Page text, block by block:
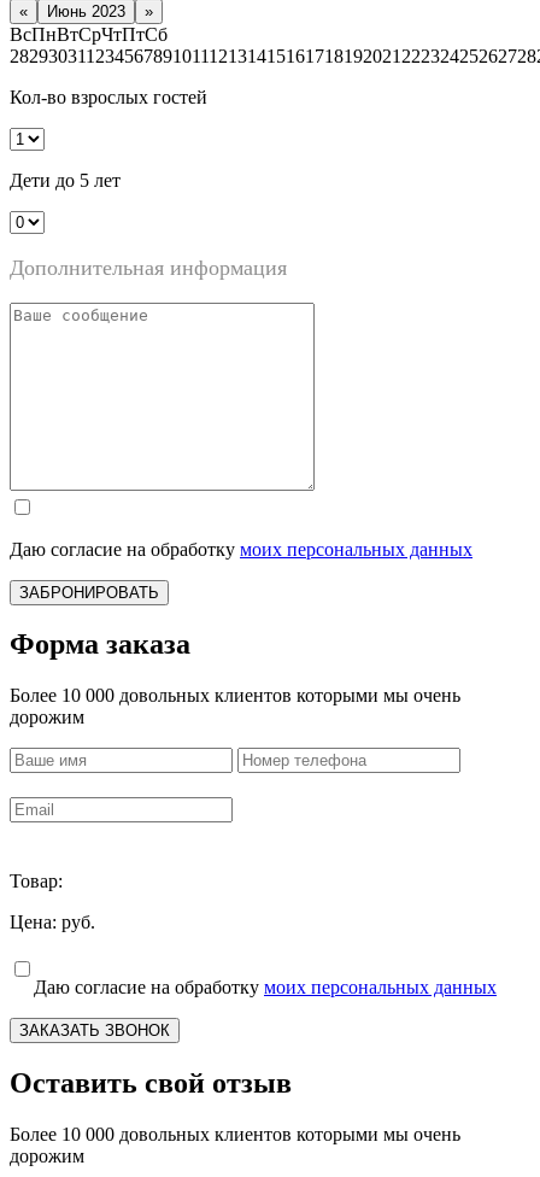
« Июнь 2023 »
ВсПнВтСрЧтПтСб
282930311 23456789101112131415161718192021 22232425262728
Кол-во взрослых гостей
Дети до 5 лет
Дополнительная информация
Даю согласие на обработку моих персональных данных
ЗАБРОНИРОВАТЬ
Форма заказа
Более 10 000 довольных клиентов которыми мы очень
дорожим
Товар:
Цена: руб.
Даю согласие на обработку моих персональных данных
ЗАКАЗАТЬ ЗВОНОК
Оставить свой отзыв
Более 10 000 довольных клиентов которыми мы очень
дорожим